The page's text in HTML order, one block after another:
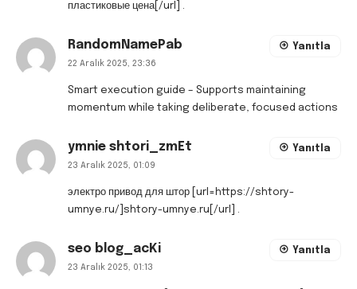
пластиковые цена[/url] .
RandomNamePab
22 Aralık 2025, 23:36
Smart execution guide – Supports maintaining
momentum while taking deliberate, focused actions
Yanıtla
ymnie shtori_zmEt
23 Aralık 2025, 01:09
электро привод для штор [url=https://shtory-
umnye.ru/]shtory-umnye.ru[/url] .
Yanıtla
seo blog_acKi
23 Aralık 2025, 01:13
Yanıtla